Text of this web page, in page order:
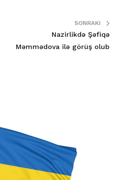
SONRAKI
Nazirlikdə Şəfiqə
Məmmədova ilə görüş olub